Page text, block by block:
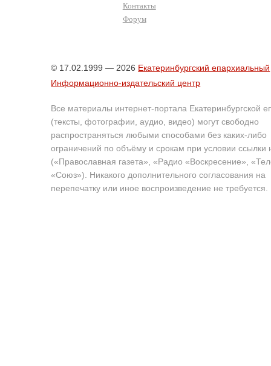
Контакты
Форум
© 17.02.1999 — 2026 Екатеринбургский епархиальный
Информационно-издательский центр
Все материалы интернет-портала Екатеринбургской
(тексты, фотографии, аудио, видео) могут свободно
распространяться любыми способами без каких-либо
ограничений по объёму и срокам при условии ссылки
(«Православная газета», «Радио «Воскресение»,
«Союз»). Никакого дополнительного согласования на
перепечатку или иное воспроизведение не требуется.